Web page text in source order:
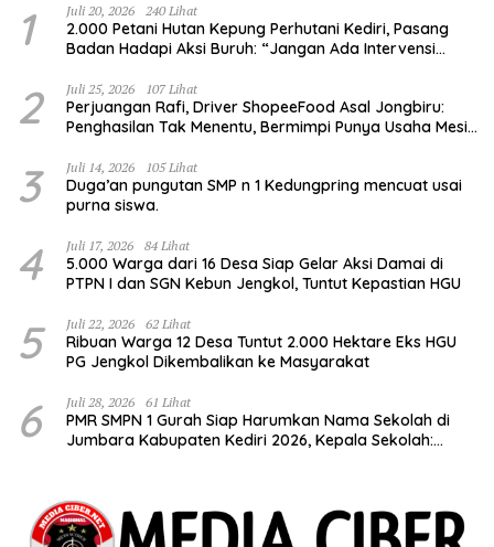
1 Juli 20, 2026 240 Lihat
2.000 Petani Hutan Kepung Perhutani Kediri, Pasang
Badan Hadapi Aksi Buruh: “Jangan Ada Intervensi
2 Juli 25, 2026 107 Lihat
Perjuangan Rafi, Driver ShopeeFood Asal Jongbiru:
Penghasilan Tak Menentu, Bermimpi Punya Usaha Mesin
3 Juli 14, 2026 105 Lihat
Duga’an pungutan SMP n 1 Kedungpring mencuat usai
purna siswa.
4 Juli 17, 2026 84 Lihat
5.000 Warga dari 16 Desa Siap Gelar Aksi Damai di
PTPN I dan SGN Kebun Jengkol, Tuntut Kepastian HGU
5 Juli 22, 2026 62 Lihat
Ribuan Warga 12 Desa Tuntut 2.000 Hektare Eks HGU
PG Jengkol Dikembalikan ke Masyarakat
6 Juli 28, 2026 61 Lihat
PMR SMPN 1 Gurah Siap Harumkan Nama Sekolah di
Jumbara Kabupaten Kediri 2026, Kepala Sekolah: